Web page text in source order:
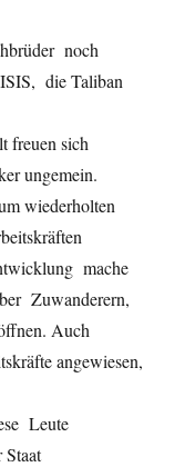
noch
die Taliban
freuen sich
ungemein.
wiederholten
mache
Zuwanderern,
Auch
angewiesen,
Leute
Staat